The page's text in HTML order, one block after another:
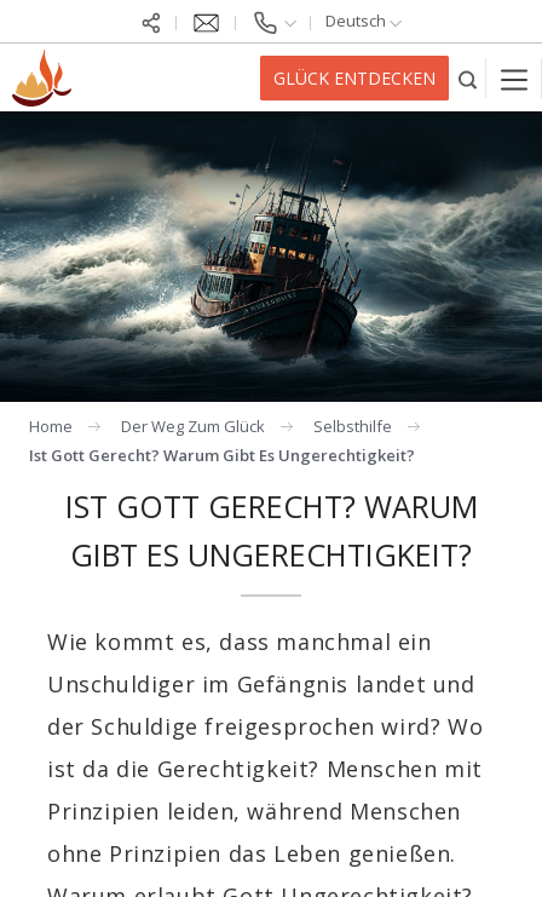
Deutsch
GLÜCK ENTDECKEN
Home Der Weg Zum Glück
Selbsthilfe
Ist Gott Gerecht? Warum Gibt Es Ungerechtigkeit?
IST GOTT GERECHT? WARUM
GIBT ES UNGERECHTIGKEIT?
Wie kommt es, dass manchmal ein
Unschuldiger im Gefängnis landet und
der Schuldige freigesprochen wird? Wo
ist da die Gerechtigkeit? Menschen mit
Prinzipien leiden, während Menschen
ohne Prinzipien das Leben genießen.